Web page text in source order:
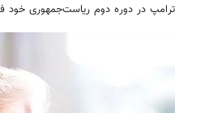
ترامپ در دوره دوم ریاست‌جمهوری خود